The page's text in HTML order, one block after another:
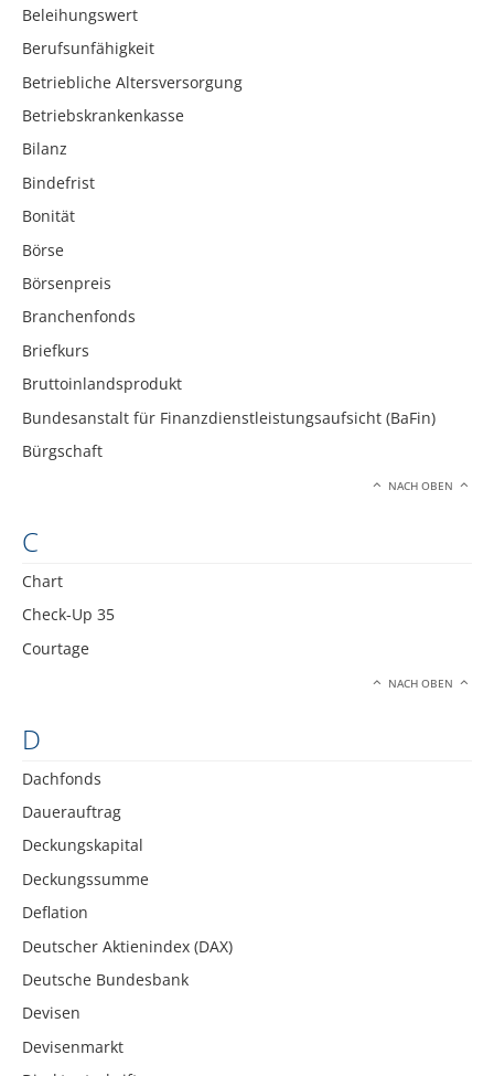
Beleihungswert
Berufsunfähigkeit
Betriebliche Altersversorgung
Betriebskrankenkasse
Bilanz
Bindefrist
Bonität
Börse
Börsenpreis
Branchenfonds
Briefkurs
Bruttoinlandsprodukt
Bundesanstalt für Finanzdienstleistungsaufsicht (BaFin)
Bürgschaft
NACH OBEN
C
Chart
Check-Up 35
Courtage
NACH OBEN
D
Dachfonds
Dauerauftrag
Deckungskapital
Deckungssumme
Deflation
Deutscher Aktienindex (DAX)
Deutsche Bundesbank
Devisen
Devisenmarkt